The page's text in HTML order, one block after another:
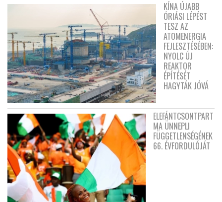
KÍNA ÚJABB
ÓRIÁSI LÉPÉST
TESZ AZ
ATOMENERGIA
FEJLESZTÉSÉBEN:
NYOLC ÚJ
REAKTOR
ÉPÍTÉSÉT
HAGYTÁK JÓVÁ
ELEFÁNTCSONTPART
MA ÜNNEPLI
FÜGGETLENSÉGÉNEK
66. ÉVFORDULÓJÁT